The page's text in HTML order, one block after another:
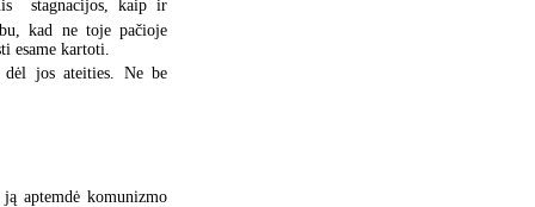
 stagnacijos, kaip ir
kad ne toje pačioje
esame kartoti.
dėl jos ateities. Ne be
aptemdė komunizmo